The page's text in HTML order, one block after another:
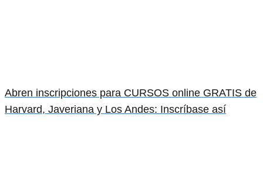
Abren inscripciones para CURSOS online GRATIS de
Harvard, Javeriana y Los Andes: Inscríbase así